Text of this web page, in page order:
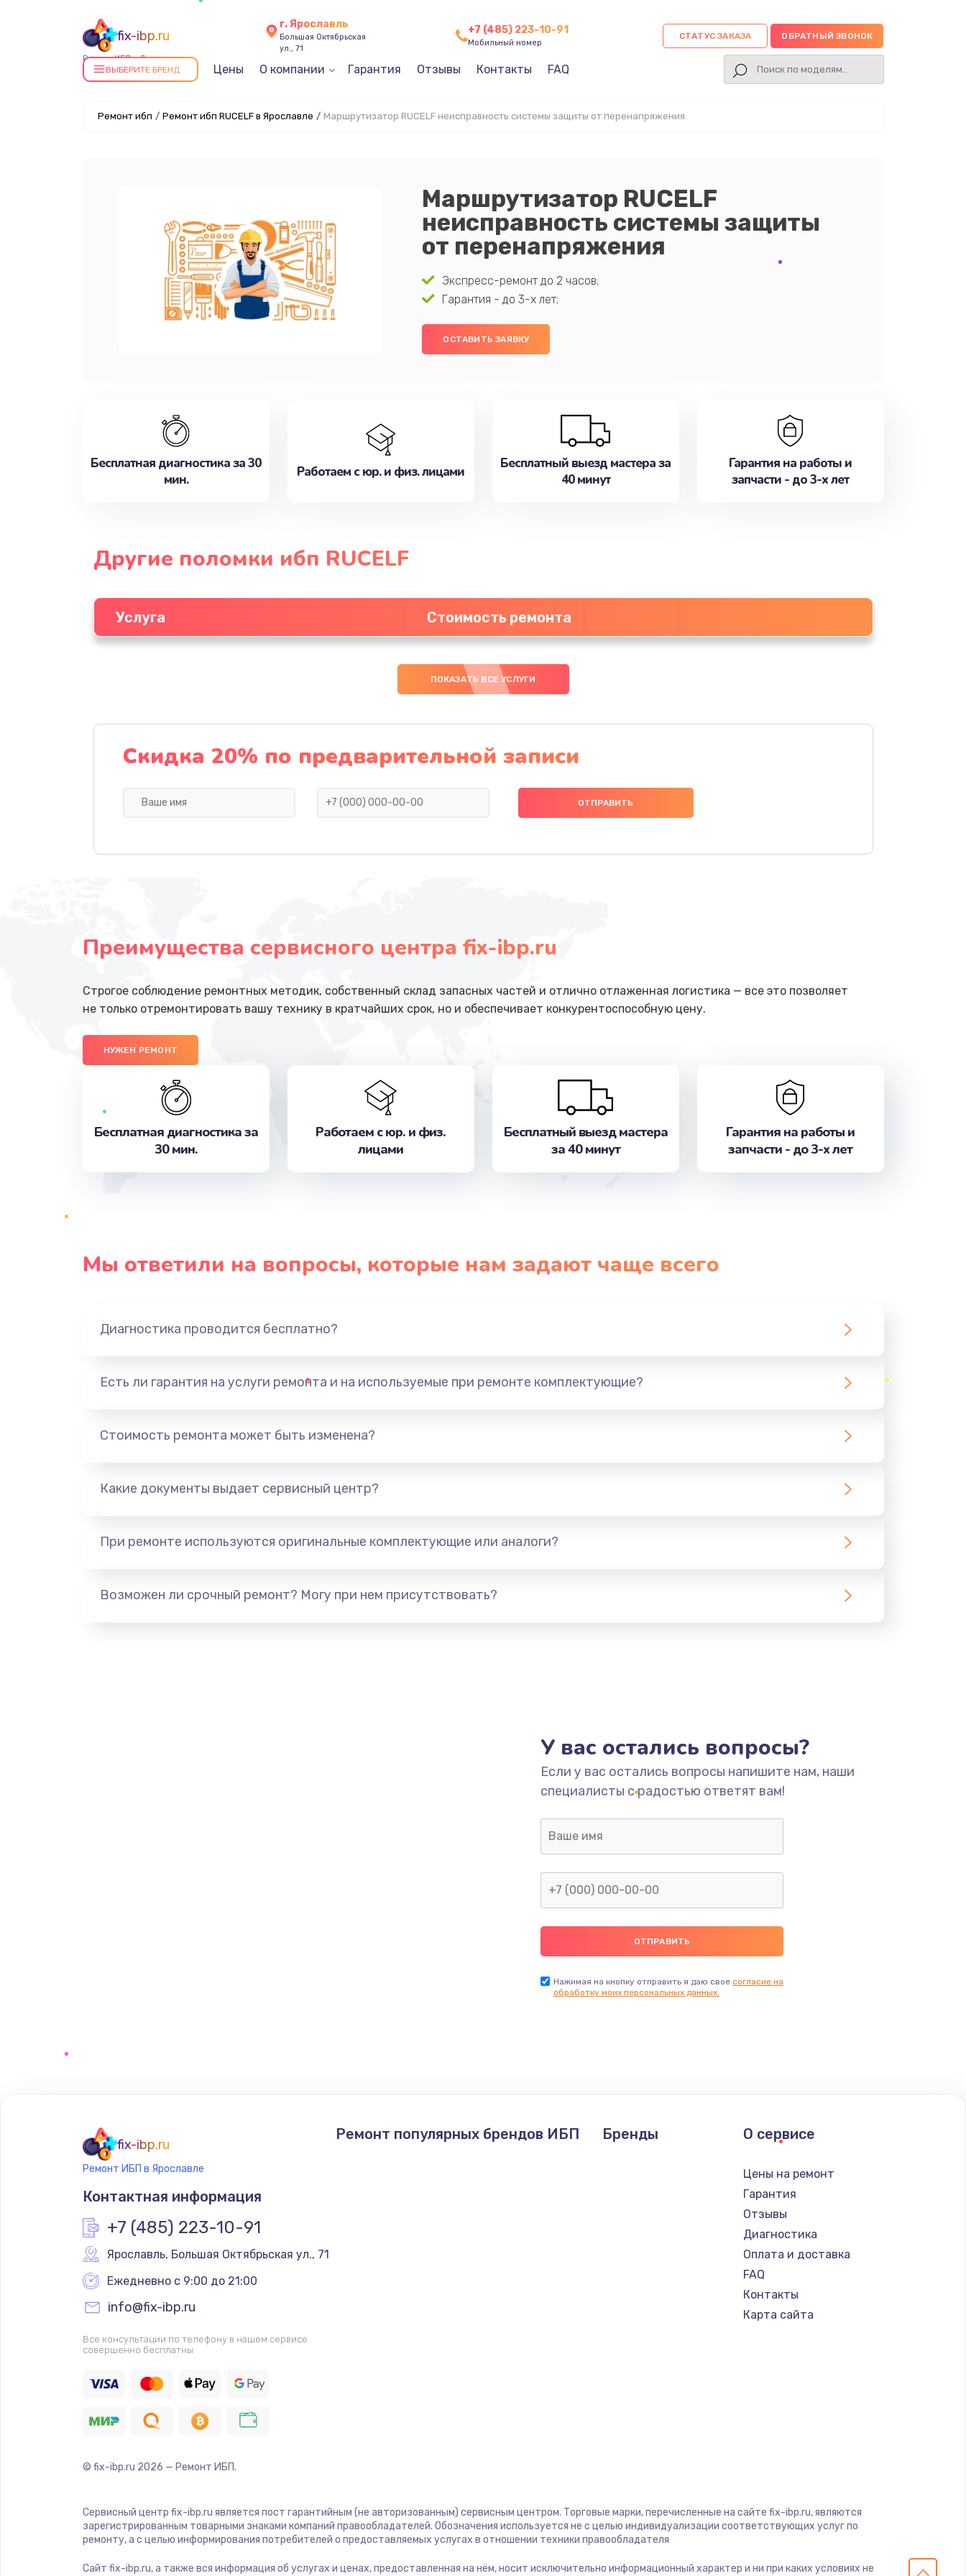
fix-ibp.ru
Ремонт ИБП в Ярославле
г. Ярославль
Большая Октябрьская
ул., 71
+7 (485) 223-10-91
Мобильный номер
СТАТУС ЗАКАЗА ОБРАТНЫЙ ЗВОНОК
ВЫБЕРИТЕ БРЕНД Цены О компании Гарантия Отзывы Контакты FAQ
Ремонт ибп / Ремонт ибп RUCELF в Ярославле / Маршрутизатор RUCELF неисправность системы защиты от перенапряжения
Маршрутизатор RUCELF
неисправность системы защиты
от перенапряжения
Экспресс-ремонт до 2 часов;
Гарантия - до 3-х лет;
ОСТАВИТЬ ЗАЯВКУ
Бесплатная диагностика за 30
мин.
Работаем с юр. и физ. лицами
Бесплатный выезд мастера за
40 минут
Гарантия на работы и
запчасти - до 3-х лет
Другие поломки ибп RUCELF
Услуга Стоимость ремонта
ПОКАЗАТЬ ВСЕ УСЛУГИ
Скидка 20% по предварительной записи
Преимущества сервисного центра fix-ibp.ru
Строгое соблюдение ремонтных методик, собственный склад запасных частей и отлично отлаженная логистика — все это позволяет
не только отремонтировать вашу технику в кратчайших срок, но и обеспечивает конкурентоспособную цену.
НУЖЕН РЕМОНТ
Бесплатная диагностика за
30 мин.
Работаем с юр. и физ.
лицами
Бесплатный выезд мастера
за 40 минут
Гарантия на работы и
запчасти - до 3-х лет
Мы ответили на вопросы, которые нам задают чаще всего
Диагностика проводится бесплатно?
Есть ли гарантия на услуги ремонта и на используемые при ремонте комплектующие?
Стоимость ремонта может быть изменена?
Какие документы выдает сервисный центр?
При ремонте используются оригинальные комплектующие или аналоги?
Возможен ли срочный ремонт? Могу при нем присутствовать?
У вас остались вопросы?
Если у вас остались вопросы напишите нам, наши
специалисты с радостью ответят вам!
Нажимая на кнопку отправить я даю свое согласие на
обработку моих персональных данных.
fix-ibp.ru
Ремонт ИБП в Ярославле
Контактная информация
+7 (485) 223-10-91
Ярославль, Большая Октябрьская ул., 71
Ежедневно с 9:00 до 21:00
info@fix-ibp.ru
Все консультации по телефону в нашем сервисе
совершенно бесплатны
Ремонт популярных брендов ИБП Бренды О сервисе
Цены на ремонт
Гарантия
Отзывы
Диагностика
Оплата и доставка
FAQ
Контакты
Карта сайта
© fix-ibp.ru 2026 — Ремонт ИБП.
Сервисный центр fix-ibp.ru является пост гарантийным (не авторизованным) сервисным центром. Торговые марки, перечисленные на сайте fix-ibp.ru, являются
зарегистрированным товарными знаками компаний правообладателей. Обозначения используется не с целью индивидуализации соответствующих услуг по
ремонту, а с целью информирования потребителей о предоставляемых услугах в отношении техники правообладателя
Сайт fix-ibp.ru, а также вся информация об услугах и ценах, предоставленная на нём, носит исключительно информационный характер и ни при каких условиях не